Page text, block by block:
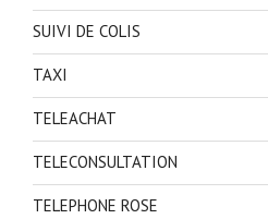
SUIVI DE COLIS
TAXI
TELEACHAT
TELECONSULTATION
TELEPHONE ROSE